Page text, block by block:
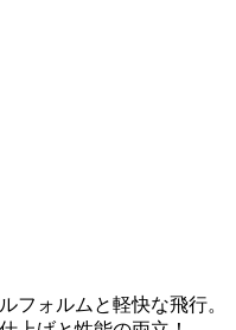
フォルムと軽快な飛行。